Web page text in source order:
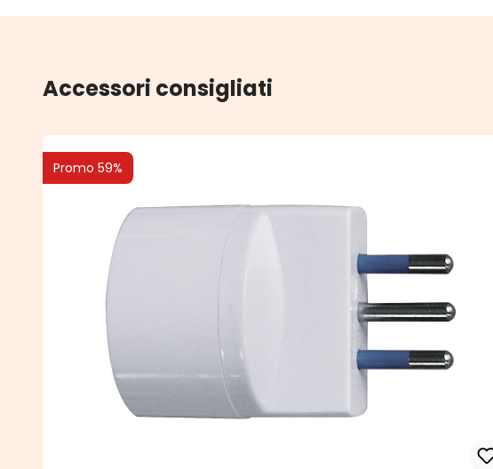
Accessori consigliati
Promo 59%